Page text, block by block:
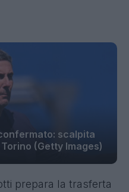
scalpita
(Getty Images)
prepara la trasferta